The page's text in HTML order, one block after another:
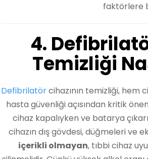
faktörlere
4.
Temizliği
Defibrilatörcihazının temizliği, hem
hasta güvenliği açısından kritik
cihaz kapalıyken ve batarya
cihazın dış gövdesi, düğmeleri ve
içerikli olmayan, tıbbi cihaz